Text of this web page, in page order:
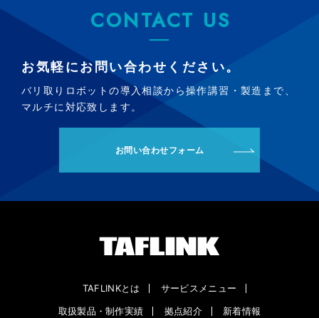
CONTACT US
お気軽にお問い合わせください。
バリ取りロボットの導入相談から操作講習・製造まで、
マルチに対応致します。
お問い合わせフォーム
TAFLINKとは
サービスメニュー
取扱製品・制作実績
拠点紹介
新着情報